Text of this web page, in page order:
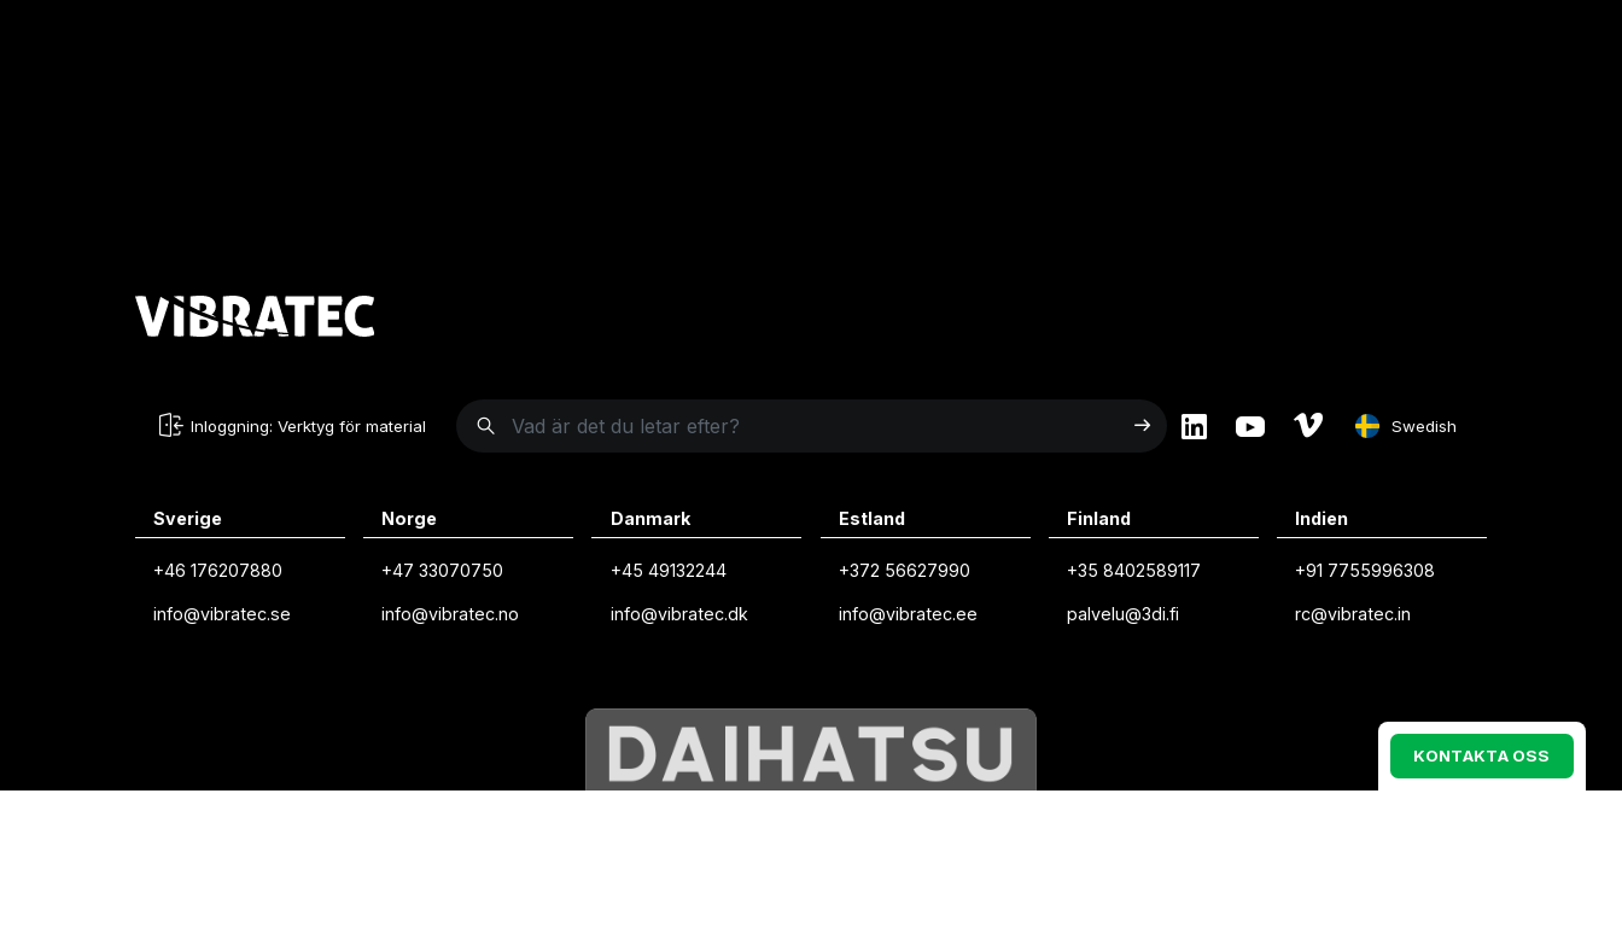
KONTAKTA OSS
Inloggning: Verktyg för material Swedish
Norwegian
French
Finnish
Danish
Sverige
+46 176207880
info@vibratec.se
Norge
+47 33070750
info@vibratec.no
Danmark
+45 49132244
info@vibratec.dk
Estland
+372 56627990
info@vibratec.ee
Finland
+35 8402589117
palvelu@3di.fi
Indien
+91 7755996308
rc@vibratec.in